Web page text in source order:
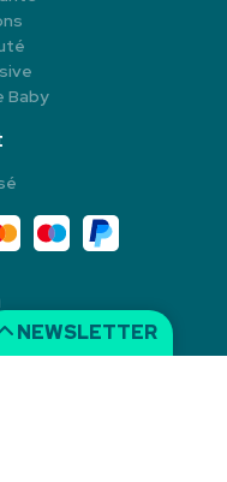
NEWSLETTER
Baby
Click & Collect